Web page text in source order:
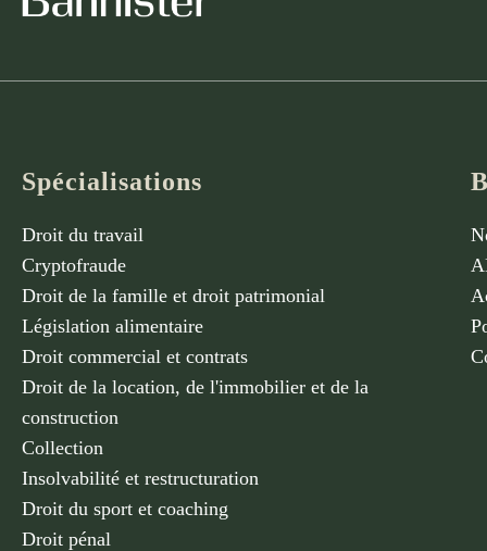
Spécialisations
Droit du travail
Cryptofraude
Droit de la famille et droit patrimonial
Législation alimentaire
Droit commercial et contrats
Droit de la location, de l'immobilier et de la
construction
Collection
Insolvabilité et restructuration
Droit du sport et coaching
Droit pénal